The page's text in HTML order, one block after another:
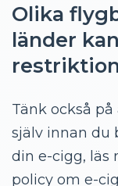
Olika
länder
Tänk också
själv innan du
din e-cigg, läs
policy om e-